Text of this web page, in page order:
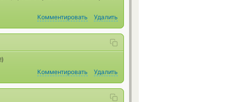
Комментировать
Удалить
Комментировать
Удалить